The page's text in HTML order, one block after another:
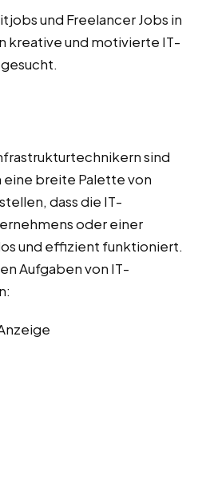
und Freelancer Jobs in
kreative und motivierte IT-
sind
eine breite Palette von
dass die IT-
oder einer
und effizient funktioniert.
Aufgaben von IT-